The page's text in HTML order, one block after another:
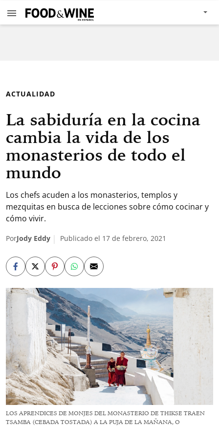
ACTUALIDAD
La sabiduría en la cocina
cambia la vida de los
monasterios de todo el
mundo
Los chefs acuden a los monasterios, templos y
mezquitas en busca de lecciones sobre cómo cocinar y
cómo vivir.
PorJody Eddy Publicado el 17 de febrero, 2021
LOS APRENDICES DE MONJES DEL MONASTERIO DE THIKSE TRAEN
TSAMBA (CEBADA TOSTADA) A LA PUJA DE LA MAÑANA, O